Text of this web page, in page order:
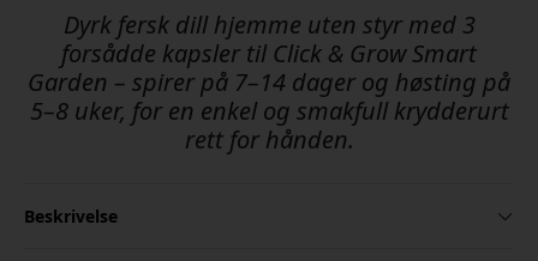
Dyrk fersk dill hjemme uten styr med 3
forsådde kapsler til Click & Grow Smart
Garden – spirer på 7–14 dager og høsting på
5–8 uker, for en enkel og smakfull krydderurt
rett for hånden.
Beskrivelse